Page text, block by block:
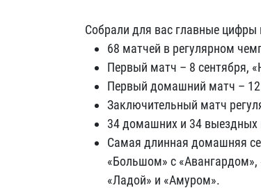
Собрали для вас главные цифры
68 матчей в регулярном
Первый матч – 8 сентября,
Первый домашний матч – 12
Заключительный матч
34 домашних и 34 выездных
Самая длинная домашняя
«Большом» с
«Ладой» и «Амуром».